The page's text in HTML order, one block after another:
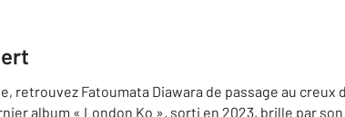
retrouvez Fatoumata Diawara de passage au creux
album « London Ko », sorti en 2023, brille par